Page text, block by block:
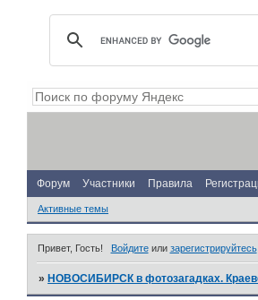
Форум Участники Правила
Активные темы
Привет, Гость! Войдитеили зарегистрируйтесь.
»НОВОСИБИРСК в фотозагадках.